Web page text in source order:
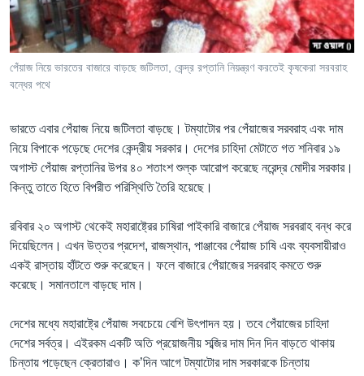
Learning English
FOLLOW US
অন্য ভাষায় ওয়েব সাইট
পেঁয়াজ নিয়ে ভারতের বাজারে বাড়ছে জটিলতা, কেন্দ্র রপ্তানি নিয়ন্ত্রণ করতেই কৃষকেরা সরবরাহ
বন্ধের পথে
ভারতে এবার পেঁয়াজ নিয়ে জটিলতা বাড়ছে। টম্যাটোর পর পেঁয়াজের সরবরাহ এবং দাম
নিয়ে বিপাকে পড়েছে দেশের কেন্দ্রীয় সরকার। দেশের চাহিদা মেটাতে গত শনিবার ১৯
অগাস্ট পেঁয়াজ রপ্তানির উপর ৪০ শতাংশ শুল্ক আরোপ করেছে নরেন্দ্র মোদীর সরকার।
কিন্তু তাতে হিতে বিপরীত পরিস্থিতি তৈরি হয়েছে।
রবিবার ২০ অগাস্ট থেকেই মহারাষ্ট্রের চাষিরা পাইকারি বাজারে পেঁয়াজ সরবরাহ বন্ধ করে
দিয়েছিলেন। এখন উত্তর প্রদেশ, রাজস্থান, পাঞ্জাবের পেঁয়াজ চাষি এবং ব্যবসায়ীরাও
একই রাস্তায় হাঁটতে শুরু করেছেন। ফলে বাজারে পেঁয়াজের সরবরাহ কমতে শুরু
করেছে। সমানতালে বাড়ছে দাম।
দেশের মধ্যে মহারাষ্ট্রে পেঁয়াজ সবচেয়ে বেশি উৎপাদন হয়। তবে পেঁয়াজের চাহিদা
দেশের সর্বত্র। এইরকম একটি অতি প্রয়োজনীয় সব্জির দাম দিন দিন বাড়তে থাকায়
চিন্তায় পড়েছেন ক্রেতারাও। ক’দিন আগে টম্যাটোর দাম সরকারকে চিন্তায়